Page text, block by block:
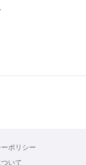
ポリシー
いて